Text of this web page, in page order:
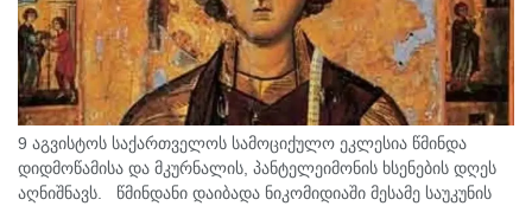
9 აგვისტოს საქართველოს სამოციქულო ეკლესია წმინდა
დიდმოწამისა და მკურნალის, პანტელეიმონის ხსენების დღეს
აღნიშნავს. წმინდანი დაიბადა ნიკომიდიაში მესამე საუკუნის